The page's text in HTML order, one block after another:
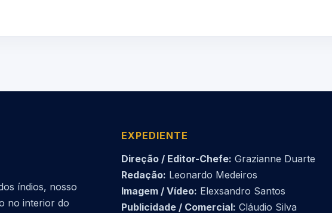
índios, nosso
no interior do
EXPEDIENTE
Direção / Editor-Chefe: Grazianne Duarte
Redação: Leonardo Medeiros
Imagem / Vídeo: Elexsandro Santos
Publicidade / Comercial: Cláudio Silva